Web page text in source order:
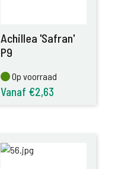
Achillea 'Safran'
P9
Op voorraad
Op voorraad
Vanaf €2,63